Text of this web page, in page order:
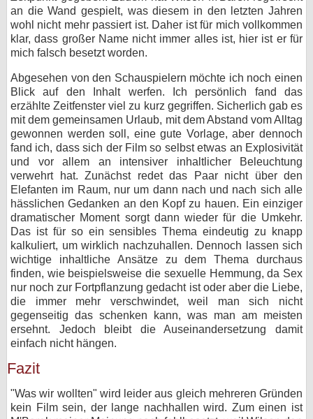
an die Wand gespielt, was diesem in den letzten Jahren
wohl nicht mehr passiert ist. Daher ist für mich vollkommen
klar, dass großer Name nicht immer alles ist, hier ist er für
mich falsch besetzt worden.
Abgesehen von den Schauspielern möchte ich noch einen
Blick auf den Inhalt werfen. Ich persönlich fand das
erzählte Zeitfenster viel zu kurz gegriffen. Sicherlich gab es
mit dem gemeinsamen Urlaub, mit dem Abstand vom Alltag
gewonnen werden soll, eine gute Vorlage, aber dennoch
fand ich, dass sich der Film so selbst etwas an Explosivität
und vor allem an intensiver inhaltlicher Beleuchtung
verwehrt hat. Zunächst redet das Paar nicht über den
Elefanten im Raum, nur um dann nach und nach sich alle
hässlichen Gedanken an den Kopf zu hauen. Ein einziger
dramatischer Moment sorgt dann wieder für die Umkehr.
Das ist für so ein sensibles Thema eindeutig zu knapp
kalkuliert, um wirklich nachzuhallen. Dennoch lassen sich
wichtige inhaltliche Ansätze zu dem Thema durchaus
finden, wie beispielsweise die sexuelle Hemmung, da Sex
nur noch zur Fortpflanzung gedacht ist oder aber die Liebe,
die immer mehr verschwindet, weil man sich nicht
gegenseitig das schenken kann, was man am meisten
ersehnt. Jedoch bleibt die Auseinandersetzung damit
einfach nicht hängen.
Fazit
"Was wir wollten" wird leider aus gleich mehreren Gründen
kein Film sein, der lange nachhallen wird. Zum einen ist